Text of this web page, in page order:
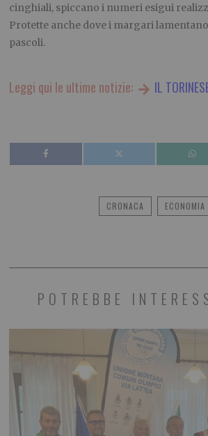
cinghiali, spiccano i numeri esigui
Protette anche dove i margari
pascoli.
Leggi qui le ultime notizie: IL
CRONACA ECONOMIA
POTREBBE